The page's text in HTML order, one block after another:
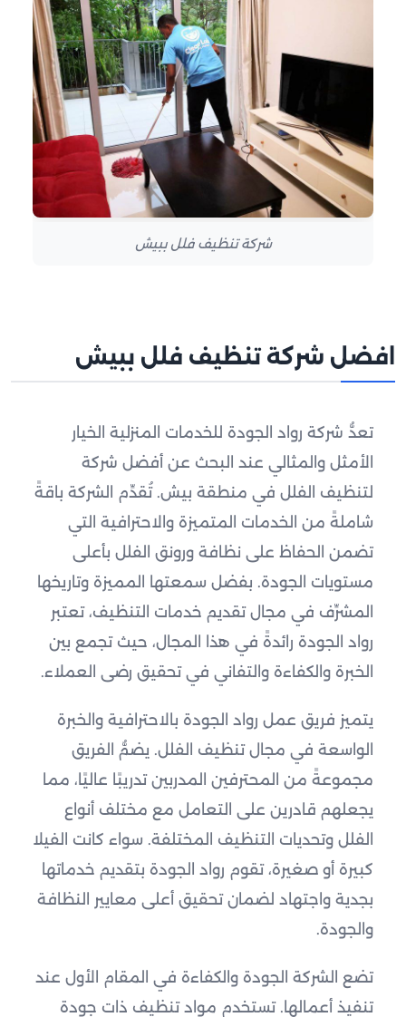
شركة تنظيف فلل ببيش
افضل شركة تنظيف فلل ببيش
تعدُّ شركة رواد الجودة للخدمات المنزلية الخيار
الأمثل والمثالي عند البحث عن أفضل شركة
لتنظيف الفلل في منطقة بيش. تُقدِّم الشركة باقةً
شاملةً من الخدمات المتميزة والاحترافية التي
تضمن الحفاظ على نظافة ورونق الفلل بأعلى
مستويات الجودة. بفضل سمعتها المميزة وتاريخها
المشرِّف في مجال تقديم خدمات التنظيف، تعتبر
رواد الجودة رائدةً في هذا المجال، حيث تجمع بين
الخبرة والكفاءة والتفاني في تحقيق رضى العملاء.
يتميز فريق عمل رواد الجودة بالاحترافية والخبرة
الواسعة في مجال تنظيف الفلل. يضمُّ الفريق
مجموعةً من المحترفين المدربين تدريبًا عاليًا، مما
يجعلهم قادرين على التعامل مع مختلف أنواع
الفلل وتحديات التنظيف المختلفة. سواء كانت الفيلا
كبيرة أو صغيرة، تقوم رواد الجودة بتقديم خدماتها
بجدية واجتهاد لضمان تحقيق أعلى معايير النظافة
والجودة.
تضع الشركة الجودة والكفاءة في المقام الأول عند
تنفيذ أعمالها. تستخدم مواد تنظيف ذات جودة